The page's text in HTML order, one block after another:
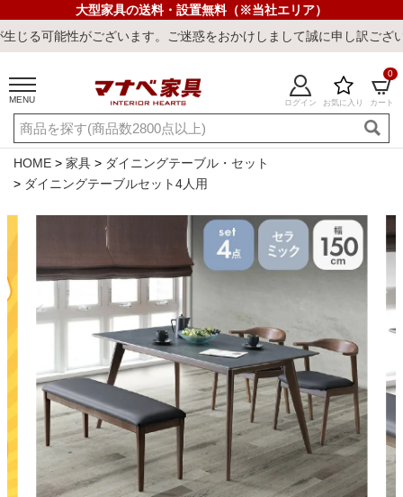
大型家具の送料・設置無料（※当社エリア）
ます。ご迷惑をおかけしまして誠に申し訳ございません。
MENU ログイン お気に入り カート
0
ご利用ガイド 新規会員登録
店舗一覧 閲覧履歴
よくある質問
キーワード・商品番号で探す
最短発送 冷感ラグ 冷感寝具 ワークデスク ウィルトンラ
カテゴリから探す
HOME 家具
ダイニングテーブル・セット
ダイニングテーブルセット4人用